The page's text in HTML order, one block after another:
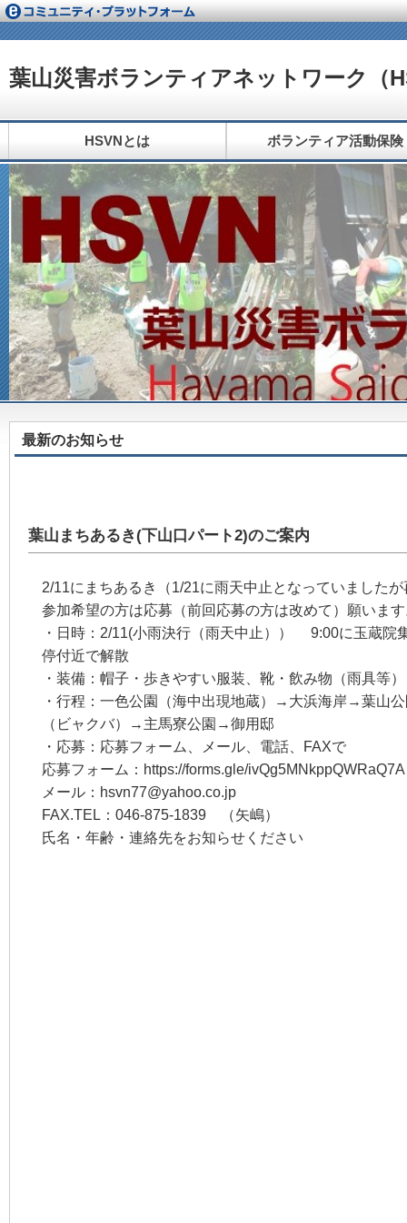
葉山災害ボランティアネットワーク（
HSVNとは ボランティア活動保険
最新のお知らせ
葉山まちあるき(下山口パート2)のご案内
2/11にまちあるき（1/21に雨天中止となっていました
参加希望の方は応募（前回応募の方は改めて）願いま
・日時：2/11(小雨決行（雨天中止）） 9:00に玉蔵
停付近で解散
・装備：帽子・歩きやすい服装、靴・飲み物（雨具等）
・行程：一色公園（海中出現地蔵）→大浜海岸→葉山
（ビャクバ）→主馬寮公園→御用邸
・応募：応募フォーム、メール、電話、FAXで
応募フォーム：https://forms.gle/ivQg5MNkppQWRaQ7A
メール：hsvn77@yahoo.co.jp
FAX.TEL：046-875-1839 （矢嶋）
氏名・年齢・連絡先をお知らせください